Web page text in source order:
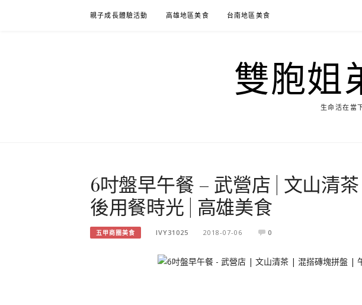
親子成長體驗活動 高雄地區美食 台南地區美食
雙胞姐
生命活在當
6吋盤早午餐 – 武營店 | 文山清
後用餐時光 | 高雄美食
五甲商圈美食 IVY31025 2018-07-06 0